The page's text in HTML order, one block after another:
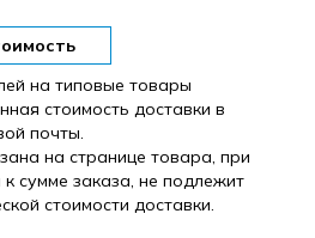
на типовые товары
стоимость доставки в
почты.
на странице товара, при
сумме заказа, не подлежит
стоимости доставки.